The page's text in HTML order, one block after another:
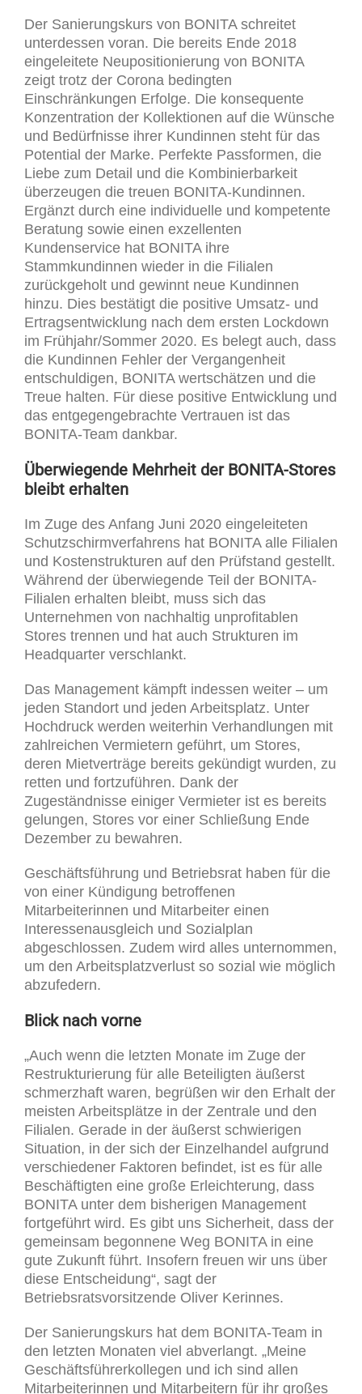
Der Sanierungskurs von BONITA schreitet
unterdessen voran. Die bereits Ende 2018
eingeleitete Neupositionierung von BONITA
zeigt trotz der Corona bedingten
Einschränkungen Erfolge. Die konsequente
Konzentration der Kollektionen auf die Wünsche
und Bedürfnisse ihrer Kundinnen steht für das
Potential der Marke. Perfekte Passformen, die
Liebe zum Detail und die Kombinierbarkeit
überzeugen die treuen BONITA-Kundinnen.
Ergänzt durch eine individuelle und kompetente
Beratung sowie einen exzellenten
Kundenservice hat BONITA ihre
Stammkundinnen wieder in die Filialen
zurückgeholt und gewinnt neue Kundinnen
hinzu. Dies bestätigt die positive Umsatz- und
Ertragsentwicklung nach dem ersten Lockdown
im Frühjahr/Sommer 2020. Es belegt auch, dass
die Kundinnen Fehler der Vergangenheit
entschuldigen, BONITA wertschätzen und die
Treue halten. Für diese positive Entwicklung und
das entgegengebrachte Vertrauen ist das
BONITA-Team dankbar.
Überwiegende Mehrheit der BONITA-Stores
bleibt erhalten
Im Zuge des Anfang Juni 2020 eingeleiteten
Schutzschirmverfahrens hat BONITA alle Filialen
und Kostenstrukturen auf den Prüfstand gestellt.
Während der überwiegende Teil der BONITA-
Filialen erhalten bleibt, muss sich das
Unternehmen von nachhaltig unprofitablen
Stores trennen und hat auch Strukturen im
Headquarter verschlankt.
Das Management kämpft indessen weiter – um
jeden Standort und jeden Arbeitsplatz. Unter
Hochdruck werden weiterhin Verhandlungen mit
zahlreichen Vermietern geführt, um Stores,
deren Mietverträge bereits gekündigt wurden, zu
retten und fortzuführen. Dank der
Zugeständnisse einiger Vermieter ist es bereits
gelungen, Stores vor einer Schließung Ende
Dezember zu bewahren.
Geschäftsführung und Betriebsrat haben für die
von einer Kündigung betroffenen
Mitarbeiterinnen und Mitarbeiter einen
Interessenausgleich und Sozialplan
abgeschlossen. Zudem wird alles unternommen,
um den Arbeitsplatzverlust so sozial wie möglich
abzufedern.
Blick nach vorne
„Auch wenn die letzten Monate im Zuge der
Restrukturierung für alle Beteiligten äußerst
schmerzhaft waren, begrüßen wir den Erhalt der
meisten Arbeitsplätze in der Zentrale und den
Filialen. Gerade in der äußerst schwierigen
Situation, in der sich der Einzelhandel aufgrund
verschiedener Faktoren befindet, ist es für alle
Beschäftigten eine große Erleichterung, dass
BONITA unter dem bisherigen Management
fortgeführt wird. Es gibt uns Sicherheit, dass der
gemeinsam begonnene Weg BONITA in eine
gute Zukunft führt. Insofern freuen wir uns über
diese Entscheidung“, sagt der
Betriebsratsvorsitzende Oliver Kerinnes.
Der Sanierungskurs hat dem BONITA-Team in
den letzten Monaten viel abverlangt. „Meine
Geschäftsführerkollegen und ich sind allen
Mitarbeiterinnen und Mitarbeitern für ihr großes